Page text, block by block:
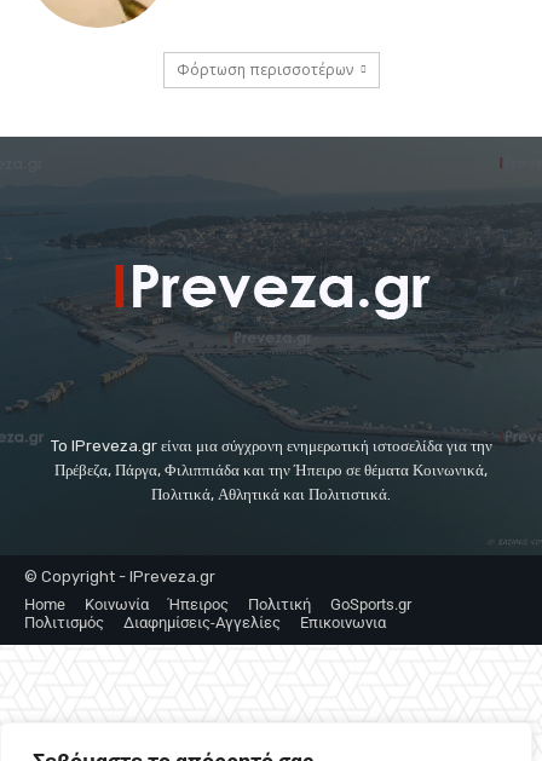
Φόρτωση περισσοτέρων
To IPreveza.gr είναι μια σύγχρονη ενημερωτική ιστοσελίδα για την
Πρέβεζα, Πάργα, Φιλιππιάδα και την Ήπειρο σε θέματα Κοινωνικά,
Πολιτικά, Αθλητικά και Πολιτιστικά.
© Copyright - IPreveza.gr
Home
Κοινωνία Ήπειρος Πολιτική
GoSports.gr
Πολιτισμός
Διαφημίσεις-Αγγελίες Επικοινωνια